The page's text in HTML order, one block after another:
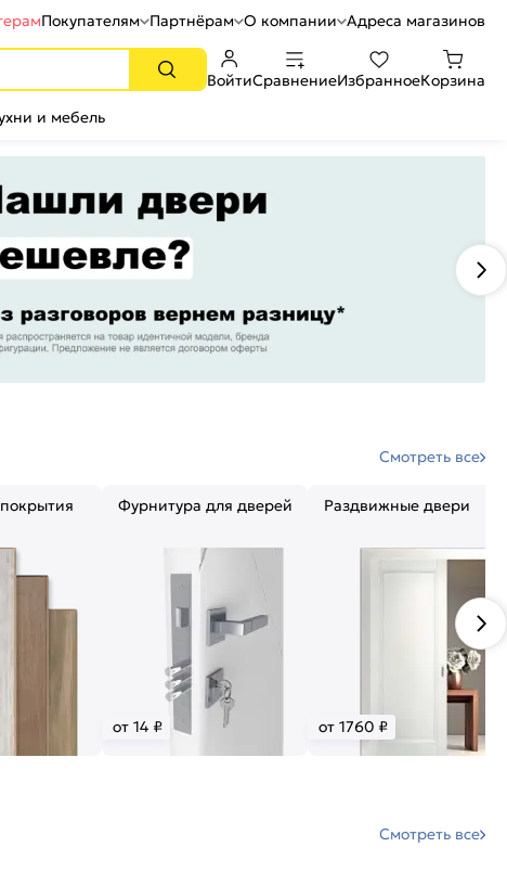
Покупателям Партнёрам О компании Адреса магазинов
ВойтиСравнениеИзбранноеКорзина
и мебель
Смотреть все
Фурнитура для дверей
от 14 ₽
Раздвижные двери
от 1760 ₽
Смотреть все